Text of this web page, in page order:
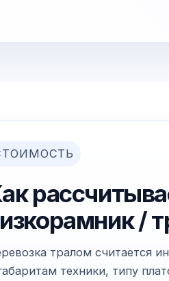
/
тралом считается
техники, типу